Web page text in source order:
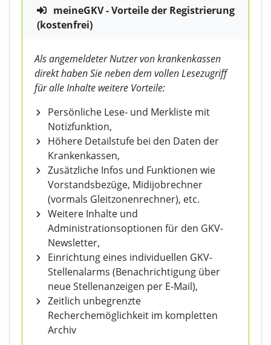
meineGKV - Vorteile der Registrierung
(kostenfrei)
Als angemeldeter Nutzer von krankenkassen
direkt haben Sie neben dem vollen Lesezugriff
für alle Inhalte weitere Vorteile:
Persönliche Lese- und Merkliste mit
Notizfunktion,
Höhere Detailstufe bei den Daten der
Krankenkassen,
Zusätzliche Infos und Funktionen wie
Vorstandsbezüge, Midijobrechner
(vormals Gleitzonenrechner), etc.
Weitere Inhalte und
Administrationsoptionen für den GKV-
Newsletter,
Einrichtung eines individuellen GKV-
Stellenalarms (Benachrichtigung über
neue Stellenanzeigen per E-Mail),
Zeitlich unbegrenzte
Recherchemöglichkeit im kompletten
Archiv